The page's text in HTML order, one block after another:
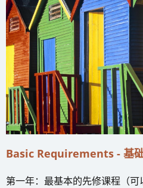
Basic Requirements - 基
第一年：最基本的先修课程（